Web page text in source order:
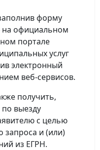
форму
официальном
портале
услуг
электронный
веб-сервисов.
получить,
выезду
с целью
запроса и (или)
из ЕГРН.